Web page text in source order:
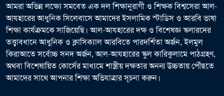
আমরা অভিন্ন লক্ষ্যে সমবেত এক দল শিক্ষানুরাগী ও শিক্ষক বিশ্বসেরা আল-
আযহারের আধুনিক সিলেবাসে আমাদের ইসলামিক স্টাডিস ও আরবি ভাষা
শিক্ষা কার্যক্রমকে সাজিয়েছি। আল-আযহারের দক্ষ ও বিশেষজ্ঞ স্কলারদের
তত্ত্বাবধানে আধুনিক ও ক্লাসিক্যাল আরবিতে পারদর্শিতা অর্জন, ইলমুল
কিরাআতে সর্বোচ্চ সনদ অর্জন, আল-আযহারের স্কুল কারিকুলামে পাঠগ্রহণ,
অথবা বিশেষায়িত কোর্সের মাধ্যমে শাস্ত্রীয় দক্ষতার অনন্য উচ্চতায় পৌঁছতে
আমাদের সাথে আপনার শিক্ষা অভিযাত্রার সূচনা করুন।